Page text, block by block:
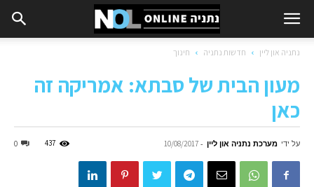
נתניה און ליין חדשות נתניה חינוך
מעון הבית של סבתא: אמריקה זה
כאן
על ידי מערכת נתניה און ליין -
10/08/2017
0 437